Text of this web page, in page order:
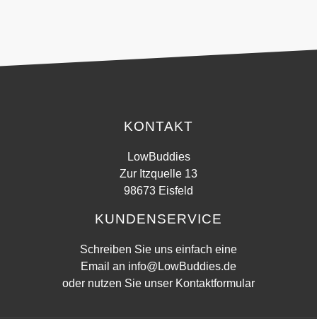
KONTAKT
LowBuddies
Zur Itzquelle 13
98673 Eisfeld
KUNDENSERVICE
Schreiben Sie uns einfach eine
Email an info@LowBuddies.de
oder nutzen Sie unser Kontaktformular